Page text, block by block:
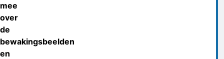
mee
over
de
bewakingsbeelden
en